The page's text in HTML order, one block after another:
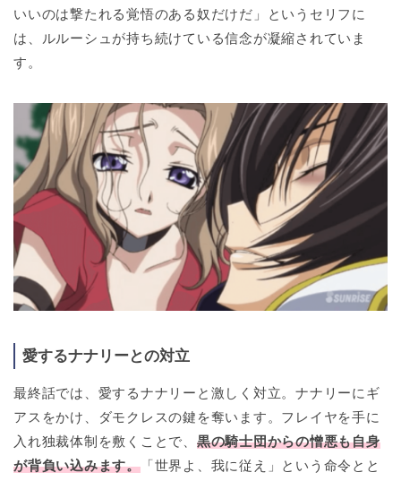
いいのは撃たれる覚悟のある奴だけだ」というセリフに
は、ルルーシュが持ち続けている信念が凝縮されていま
す。
愛するナナリーとの対立
最終話では、愛するナナリーと激しく対立。ナナリーにギ
アスをかけ、ダモクレスの鍵を奪います。フレイヤを手に
入れ独裁体制を敷くことで、 黒の騎士団からの憎悪も自身
が背負い込みます。「世界よ、我に従え」という命令とと